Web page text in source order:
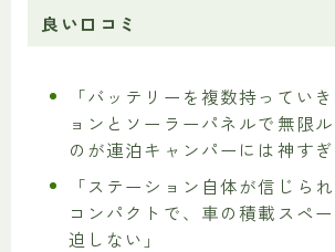
良い口コミ
「バッテリーを複数持ってい
ョンとソーラーパネルで無限
のが連泊キャンパーには神すぎ
「ステーション自体が信じら
コンパクトで、車の積載スペ
迫しない」